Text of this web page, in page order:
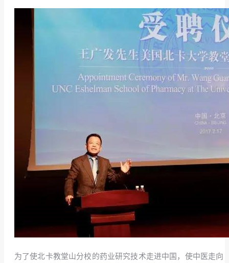
为了使北卡教堂山分校的药业研究技术走进中国，使中医走